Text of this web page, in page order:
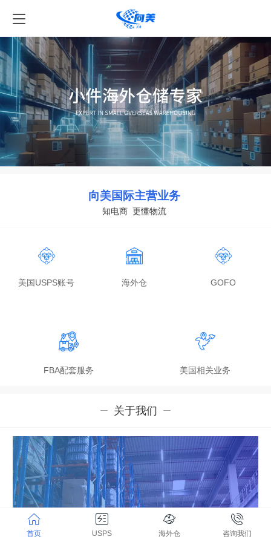
向美国际主营业务
知电商 更懂物流
美国USPS账号 海外仓 GOFO
FBA配套服务 美国相关业务
关于我们
首页 USPS 海外仓 咨询我们